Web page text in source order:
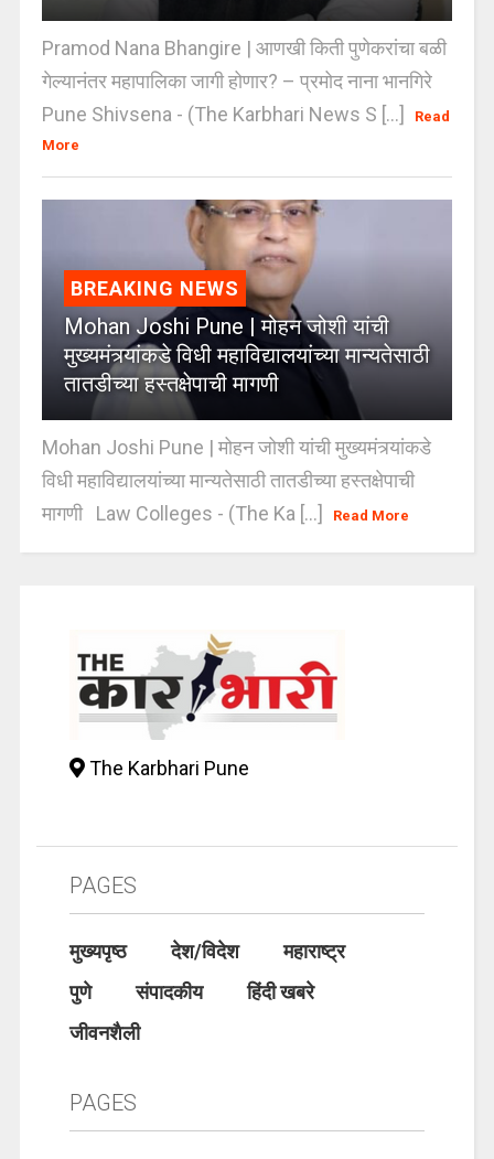
Pramod Nana Bhangire | आणखी किती पुणेकरांचा बळी
गेल्यानंतर महापालिका जागी होणार? – प्रमोद नाना भानगिरे
Pune Shivsena - (The Karbhari News S [...]
Read
More
BREAKING NEWS
Mohan Joshi Pune | मोहन जोशी यांची
मुख्यमंत्र्यांकडे विधी महाविद्यालयांच्या मान्यतेसाठी
तातडीच्या हस्तक्षेपाची मागणी
Mohan Joshi Pune | मोहन जोशी यांची मुख्यमंत्र्यांकडे
विधी महाविद्यालयांच्या मान्यतेसाठी तातडीच्या हस्तक्षेपाची
मागणी Law Colleges - (The Ka [...]
Read More
The Karbhari Pune
PAGES
मुख्यपृष्ठ देश/विदेश
महाराष्ट्र
पुणे
संपादकीय
हिंदी खबरे
जीवनशैली
PAGES